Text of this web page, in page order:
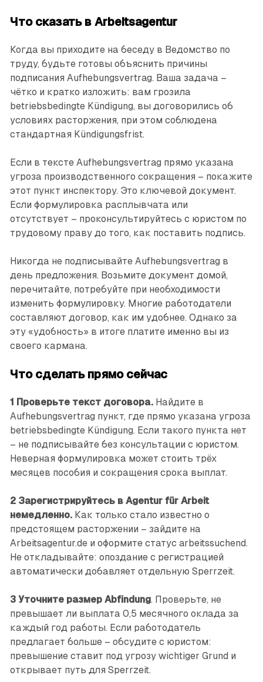
Что сказать в Arbeitsagentur
Когда вы приходите на беседу в Ведомство по
труду, будьте готовы объяснить причины
подписания Aufhebungsvertrag. Ваша задача –
чётко и кратко изложить: вам грозила
betriebsbedingte Kündigung, вы договорились об
условиях расторжения, при этом соблюдена
стандартная Kündigungsfrist.
Если в тексте Aufhebungsvertrag прямо указана
угроза производственного сокращения – покажите
этот пункт инспектору. Это ключевой документ.
Если формулировка расплывчата или
отсутствует – проконсультируйтесь с юристом по
трудовому праву до того, как поставить подпись.
Никогда не подписывайте Aufhebungsvertrag в
день предложения. Возьмите документ домой,
перечитайте, потребуйте при необходимости
изменить формулировку. Многие работодатели
составляют договор, как им удобнее. Однако за
эту «удобность» в итоге платите именно вы из
своего кармана.
Что сделать прямо сейчас
1 Проверьте текст договора. Найдите в
Aufhebungsvertrag пункт, где прямо указана угроза
betriebsbedingte Kündigung. Если такого пункта нет
– не подписывайте без консультации с юристом.
Неверная формулировка может стоить трёх
месяцев пособия и сокращения срока выплат.
2 Зарегистрируйтесь в Agentur für Arbeit
немедленно.Как только стало известно о
предстоящем расторжении – зай­дите на
Arbeitsagentur.de и оформите статус arbeitssuchend.
Не откладывайте: опоздание с регистрацией
автоматически добавляет отдельную Sperrzeit.
3 Уточните размер Abfindung. Проверьте, не
превышает ли выплата 0,5 месячного оклада за
каждый год работы. Если работодатель
предлагает больше – обсудите с юристом:
превышение ставит под угрозу wichtiger Grund и
открывает путь для Sperrzeit.